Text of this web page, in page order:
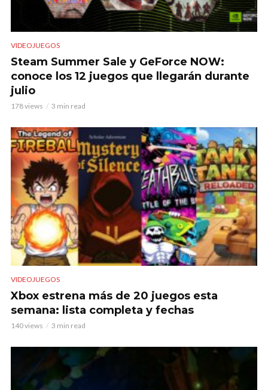
VIDEOJUEGOS
Steam Summer Sale y GeForce NOW:
conoce los 12 juegos que llegarán durante
julio
178 views 3 min read
VIDEOJUEGOS
Xbox estrena más de 20 juegos esta
semana: lista completa y fechas
140 views 3 min read